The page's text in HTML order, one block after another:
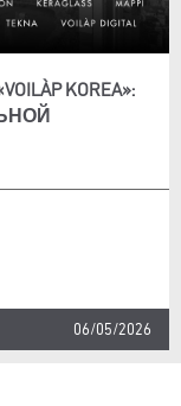
KOREA»:
06/05/2026